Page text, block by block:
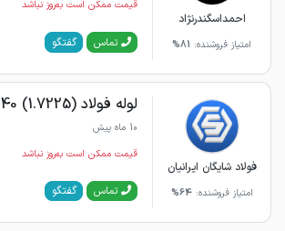
احمداسگندرنژاد
امتیاز فروشنده: 81%
قیمت ممکن است به‌روز نباشد
تماس گفتگو
فولاد شایگان ایرانیان
امتیاز فروشنده:64%
لوله فولاد MO40 (1.7225)
10 ماه پیش
قیمت ممکن است به‌روز نباشد
تماس گفتگو